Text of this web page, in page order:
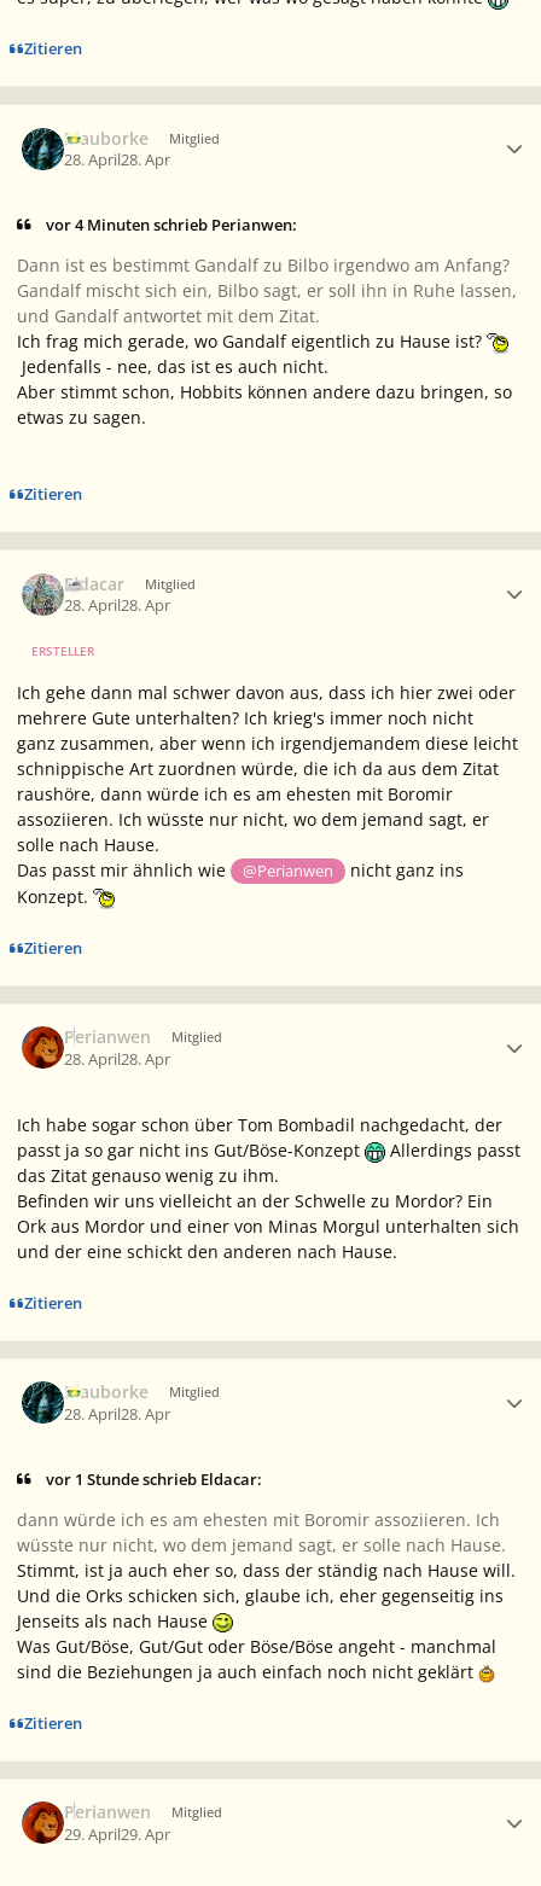
Zitieren
Blauborke Mitglied
28. April28. Apr
vor 4 Minuten schrieb Perianwen:
Dann ist es bestimmt Gandalf zu Bilbo irgendwo am Anfang?
Gandalf mischt sich ein, Bilbo sagt, er soll ihn in Ruhe lassen,
und Gandalf antwortet mit dem Zitat.
Ich frag mich gerade, wo Gandalf eigentlich zu Hause ist?
Jedenfalls - nee, das ist es auch nicht.
Aber stimmt schon, Hobbits können andere dazu bringen, so
etwas zu sagen.
Zitieren
Eldacar Mitglied
28. April28. Apr
ERSTELLER
Ich gehe dann mal schwer davon aus, dass ich hier zwei oder
mehrere Gute unterhalten? Ich krieg's immer noch nicht
ganz zusammen, aber wenn ich irgendjemandem diese leicht
schnippische Art zuordnen würde, die ich da aus dem Zitat
raushöre, dann würde ich es am ehesten mit Boromir
assoziieren. Ich wüsste nur nicht, wo dem jemand sagt, er
solle nach Hause.
Das passt mir ähnlich wie
@Perianwen
nicht ganz ins
Konzept.
Zitieren
Perianwen Mitglied
28. April28. Apr
Ich habe sogar schon über Tom Bombadil nachgedacht, der
passt ja so gar nicht ins Gut/Böse-Konzept
Allerdings passt
das Zitat genauso wenig zu ihm.
Befinden wir uns vielleicht an der Schwelle zu Mordor? Ein
Ork aus Mordor und einer von Minas Morgul unterhalten sich
und der eine schickt den anderen nach Hause.
Zitieren
Blauborke Mitglied
28. April28. Apr
vor 1 Stunde schrieb Eldacar:
dann würde ich es am ehesten mit Boromir assoziieren. Ich
wüsste nur nicht, wo dem jemand sagt, er solle nach Hause.
Stimmt, ist ja auch eher so, dass der ständig nach Hause will.
Und die Orks schicken sich, glaube ich, eher gegenseitig ins
Jenseits als nach Hause
Was Gut/Böse, Gut/Gut oder Böse/Böse angeht - manchmal
sind die Beziehungen ja auch einfach noch nicht geklärt
Zitieren
Perianwen Mitglied
29. April29. Apr